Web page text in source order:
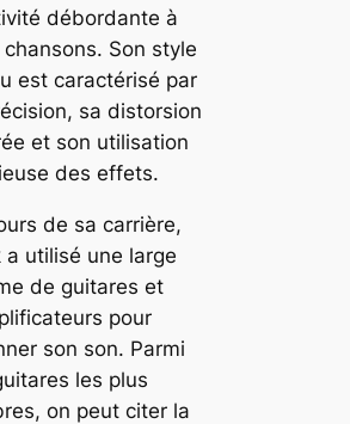
débordante à
chansons. Son style
est caractérisé par
sa distorsion
et son utilisation
des effets.
de sa carrière,
a utilisé une large
de guitares et
pour
son son. Parmi
les plus
on peut citer la